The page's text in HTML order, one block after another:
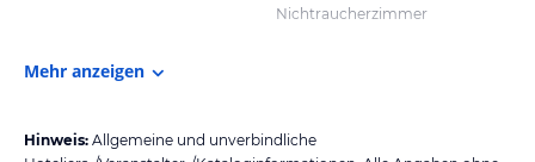
Nichtraucherzimmer
Mehr anzeigen
Hinweis: Allgemeine und unverbindliche